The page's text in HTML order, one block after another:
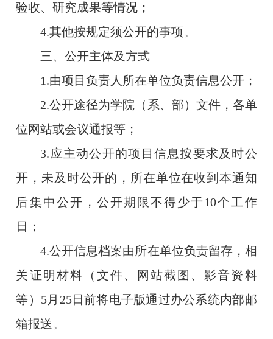
验收、研究成果等情况；
4.其他按规定须公开的事项。
三、公开主体及方式
1.由项目负责人所在单位负责信息公开；
2.公开途径为学院（系、部）文件，各单
位网站或会议通报等；
3.应主动公开的项目信息按要求及时公
开，未及时公开的，所在单位在收到本通知
后集中公开，公开期限不得少于10个工作
日；
4.公开信息档案由所在单位负责留存，相
关证明材料（文件、网站截图、影音资料
等）5月25日前将电子版通过办公系统内部邮
箱报送。